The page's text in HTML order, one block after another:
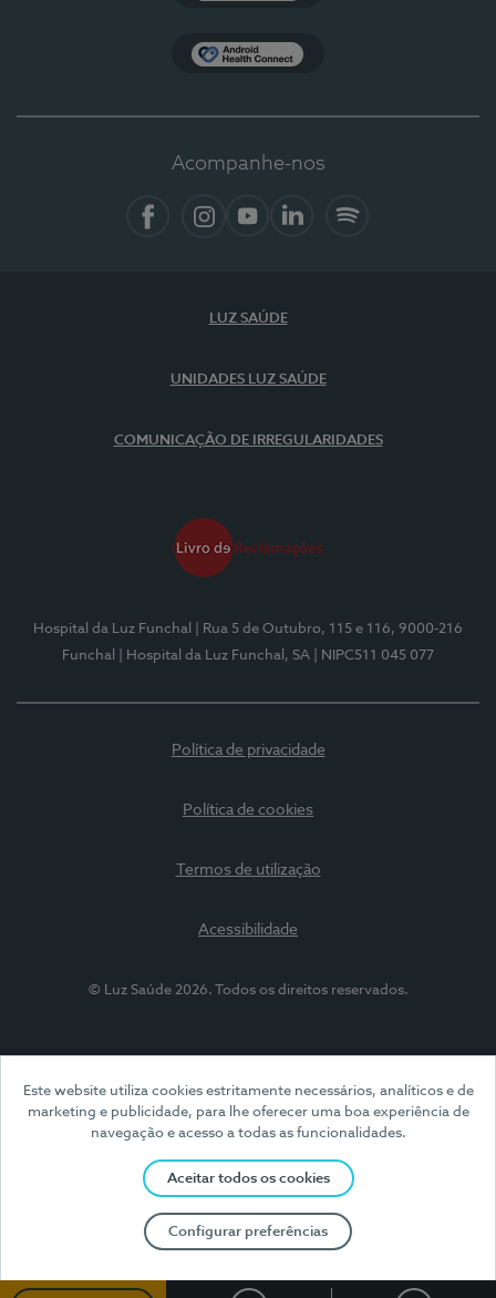
Este website utiliza cookies estritamente necessários, analíticos e de
marketing e publicidade, para lhe oferecer uma boa experiência de
navegação e acesso a todas as funcionalidades.
Aceitar todos os cookies
Configurar preferências
Acompanhe-nos
LUZ SAÚDE
UNIDADES LUZ SAÚDE
COMUNICAÇÃO DE IRREGULARIDADES
Hospital da Luz Funchal
| Rua 5 de Outubro, 115 e 116, 9000-216
Funchal
| Hospital da Luz Funchal, SA | NIPC511 045 077
Política de privacidade
Política de cookies
Termos de utilização
Acessibilidade
© Luz Saúde 2026. Todos os direitos reservados.